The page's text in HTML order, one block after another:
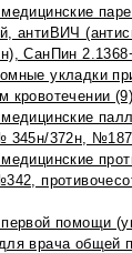
антиВИЧ
СанПин
укладки
кровотечении (9)
345н/372н,
помощи
врача общей